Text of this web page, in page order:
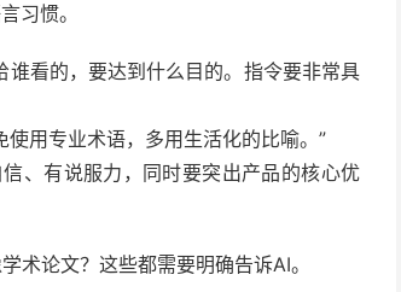
习惯。
看的，要达到什么目的。指令要非常具
用专业术语，多用生活化的比喻。”
、有说服力，同时要突出产品的核心优
术论文？这些都需要明确告诉AI。